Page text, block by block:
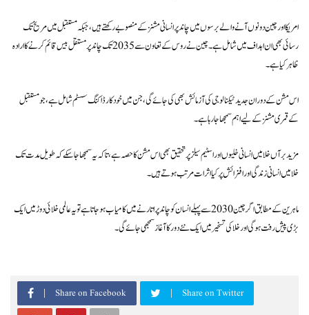
امریکا اور چین دونوں آنے والے برسوں میں چاند پر انسانی مشنز کے منصوبے رکھتے ہیں، جبکہ مستقبل میں مریخ تک
رسائی بھی ان اہداف میں شامل ہے۔ چین نے روس کے تعاون سے 2035 تک چاند پر مستقل بیس قائم کرنے کا ارادہ
ظاہر کیا ہے۔
اس مشن کے دوران جدید ٹیکنالوجی کی آزمائش بھی کی جائے گی، جن میں خودکار ڈاکنگ سسٹم شامل ہے، جو مستقبل
کے قمری مشنز کے لیے اہم سمجھا جا رہا ہے۔
مزید برآں خلا میں انسانی خلیوں اور اسٹیم سیلز پر تحقیق بھی اس مشن کا حصہ ہے، تاکہ یہ سمجھا جا سکے کہ طویل مدت تک
خلا میں انسانی زندگی اور افزائش پر کیا اثرات مرتب ہوتے ہیں۔
ماہرین کے مطابق اگر چین 2030 سے پہلے انسان کو چاند پر اتارنے میں کامیاب ہو جاتا ہے تو یہ عالمی خلائی دوڑ میں ایک
بڑی پیش رفت ہوگی اور خلا کی تسخیر میں ایک نئے دور کا آغاز سمجھی جائے گی۔
Share on Facebook Share on Twitter